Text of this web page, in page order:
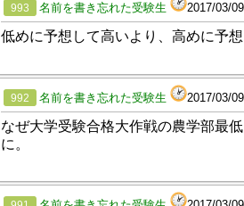
993 名前を書き忘れた受験生 2017/03/
低めに予想して高いより、高めに予
992 名前を書き忘れた受験生 2017/03/
なぜ大学受験合格大作戦の農学部最
に。